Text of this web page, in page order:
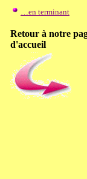
…en terminant
Retour à notre
d'accueil